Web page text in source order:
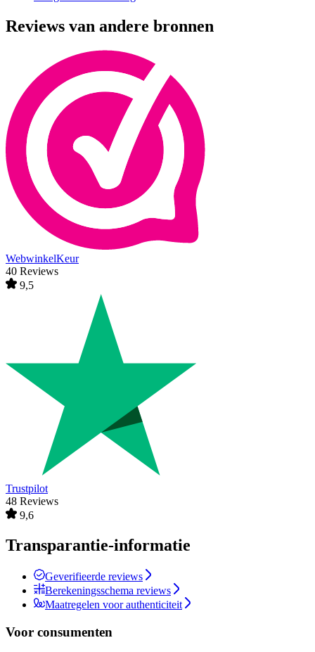
Reviews van andere bronnen
WebwinkelKeur
40 Reviews
9,5
Trustpilot
48 Reviews
9,6
Transparantie-informatie
Geverifieerde reviews
Berekeningsschema reviews
Maatregelen voor authenticiteit
Voor consumenten